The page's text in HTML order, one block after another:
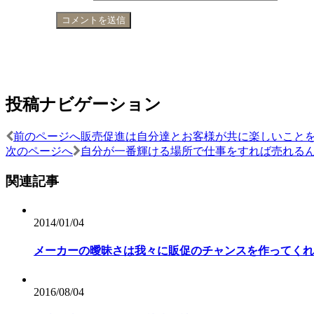
投稿ナビゲーション
前のページへ販売促進は自分達とお客様が共に楽しいこと
次のページへ
自分が一番輝ける場所で仕事をすれば売れる
関連記事
2014/01/04
メーカーの曖昧さは我々に販促のチャンスを作ってくれ
2016/08/04